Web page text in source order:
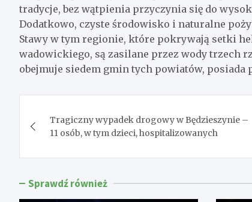
tradycje, bez wątpienia przyczynia się do
Dodatkowo, czyste środowisko i naturalne
Stawy w tym regionie, które pokrywają setki
wadowickiego, są zasilane przez wody trzech
obejmuje siedem gmin tych powiatów, posiada
wpisu
Tragiczny wypadek drogowy w Będzieszynie –
11 osób, w tym dzieci, hospitalizowanych
Sprawdź również